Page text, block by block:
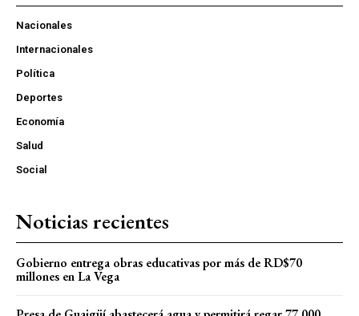
Nacionales
Internacionales
Política
Deportes
Economía
Salud
Social
Noticias recientes
Gobierno entrega obras educativas por más de RD$70
millones en La Vega